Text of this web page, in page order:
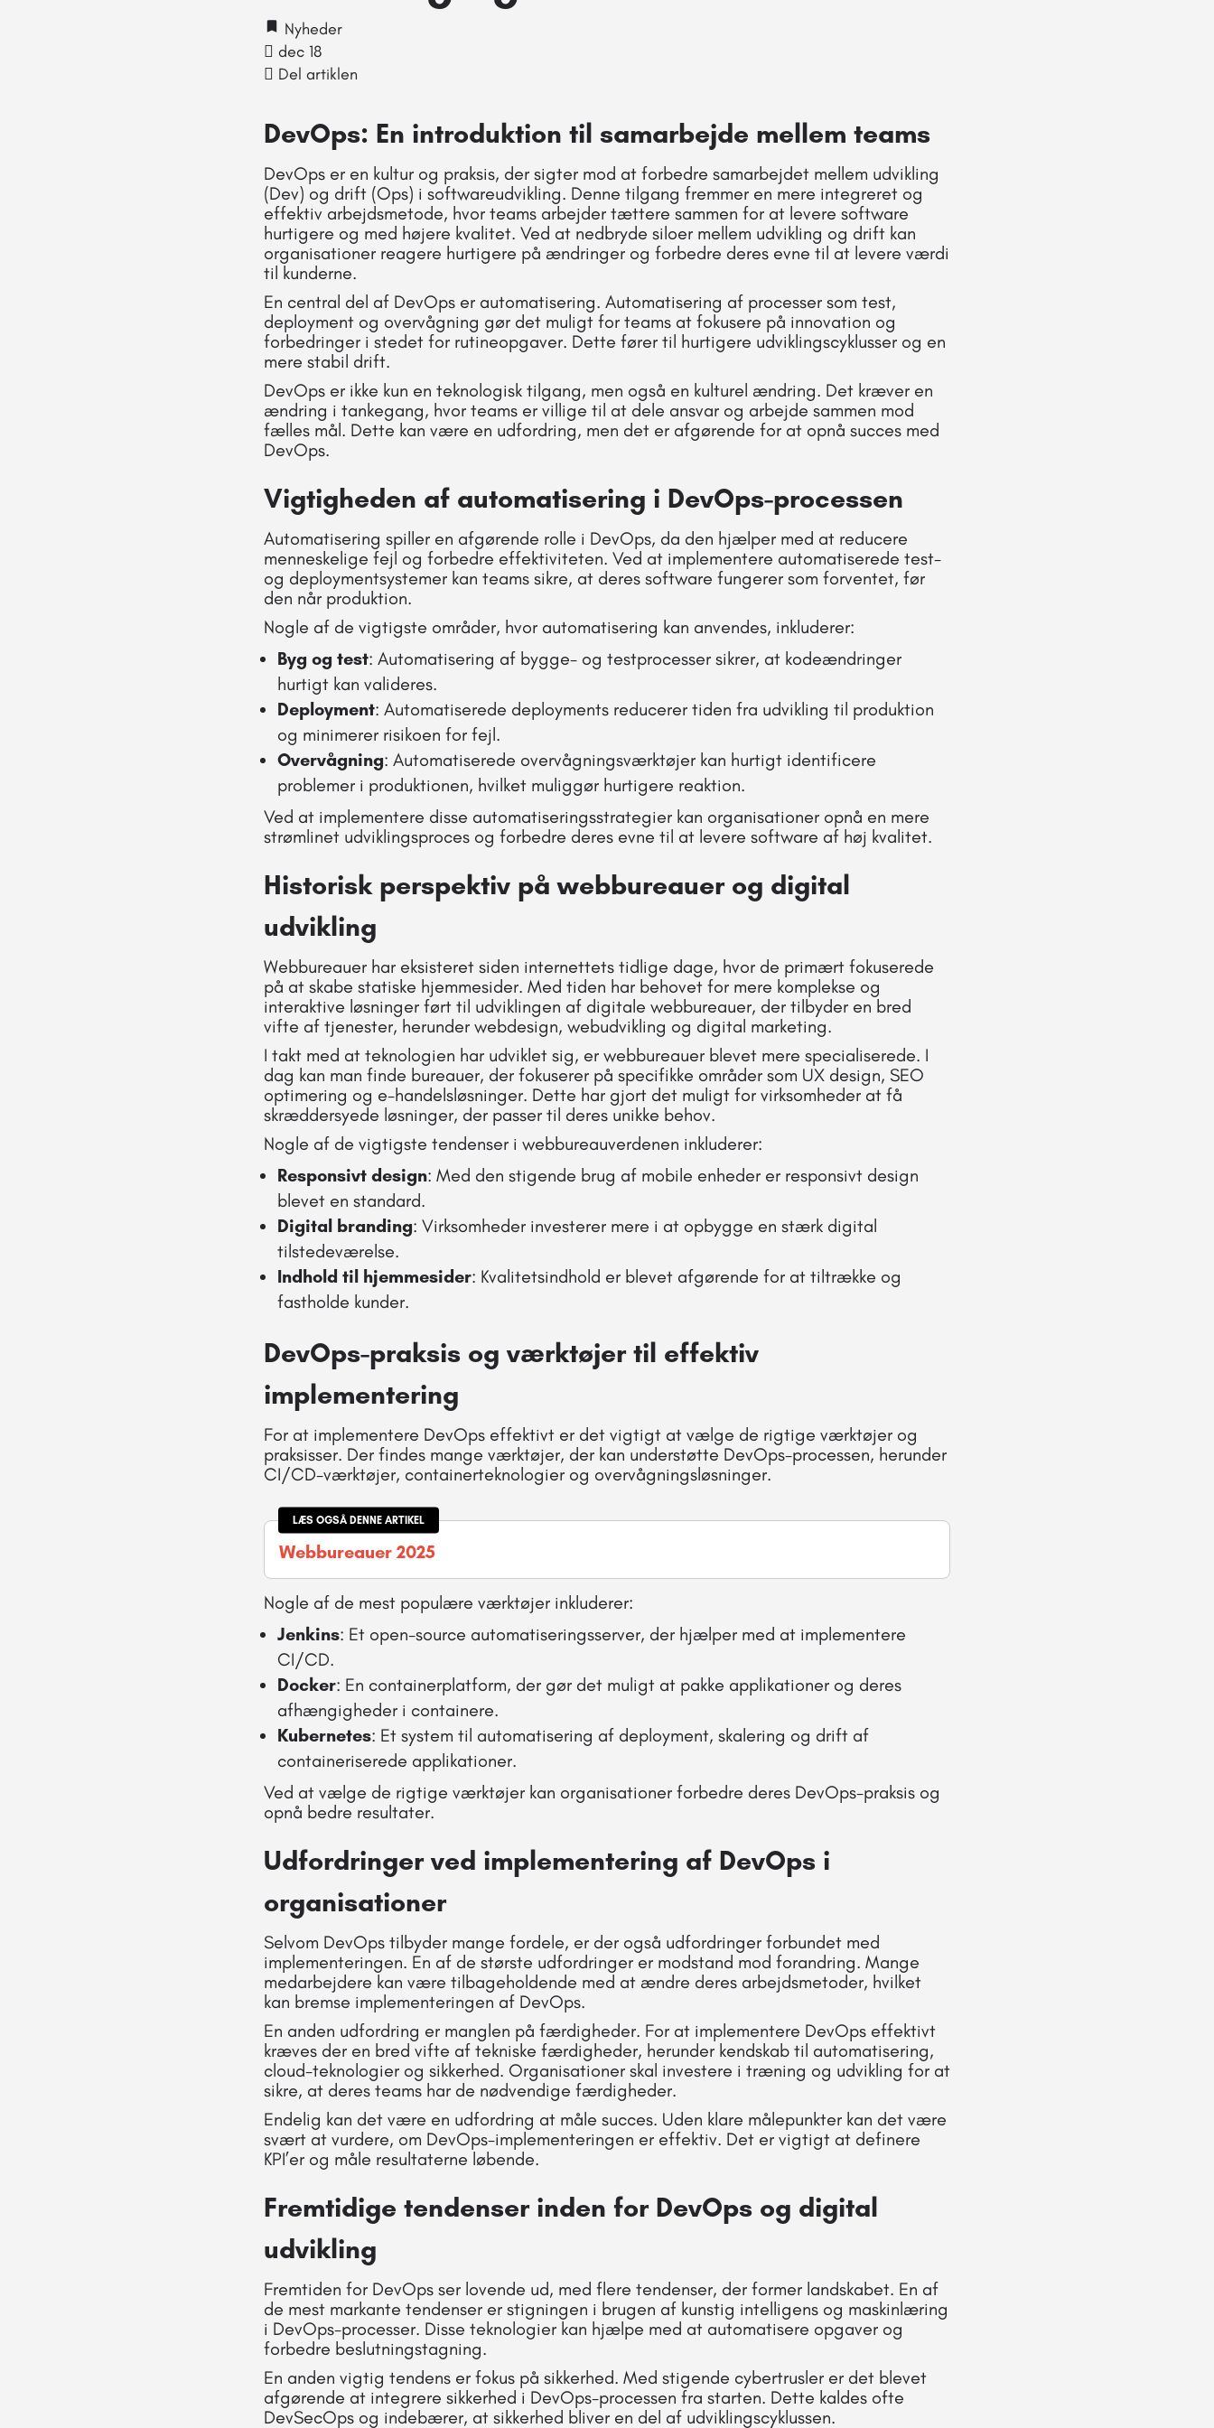
Nyheder
dec 18
Del artiklen
DevOps: En introduktion til samarbejde mellem teams
DevOps er en kultur og praksis, der sigter mod at forbedre samarbejdet mellem udvikling
(Dev) og drift (Ops) i softwareudvikling. Denne tilgang fremmer en mere integreret og
effektiv arbejdsmetode, hvor teams arbejder tættere sammen for at levere software
hurtigere og med højere kvalitet. Ved at nedbryde siloer mellem udvikling og drift kan
organisationer reagere hurtigere på ændringer og forbedre deres evne til at levere værdi
til kunderne.
En central del af DevOps er automatisering. Automatisering af processer som test,
deployment og overvågning gør det muligt for teams at fokusere på innovation og
forbedringer i stedet for rutineopgaver. Dette fører til hurtigere udviklingscyklusser og en
mere stabil drift.
DevOps er ikke kun en teknologisk tilgang, men også en kulturel ændring. Det kræver en
ændring i tankegang, hvor teams er villige til at dele ansvar og arbejde sammen mod
fælles mål. Dette kan være en udfordring, men det er afgørende for at opnå succes med
DevOps.
Vigtigheden af automatisering i DevOps-processen
Automatisering spiller en afgørende rolle i DevOps, da den hjælper med at reducere
menneskelige fejl og forbedre effektiviteten. Ved at implementere automatiserede test-
og deploymentsystemer kan teams sikre, at deres software fungerer som forventet, før
den når produktion.
Nogle af de vigtigste områder, hvor automatisering kan anvendes, inkluderer:
Byg og test: Automatisering af bygge- og testprocesser sikrer, at kodeændringer
hurtigt kan valideres.
Deployment: Automatiserede deployments reducerer tiden fra udvikling til produktion
og minimerer risikoen for fejl.
Overvågning: Automatiserede overvågningsværktøjer kan hurtigt identificere
problemer i produktionen, hvilket muliggør hurtigere reaktion.
Ved at implementere disse automatiseringsstrategier kan organisationer opnå en mere
strømlinet udviklingsproces og forbedre deres evne til at levere software af høj kvalitet.
Historisk perspektiv på webbureauer og digital
udvikling
Webbureauer har eksisteret siden internettets tidlige dage, hvor de primært fokuserede
på at skabe statiske hjemmesider. Med tiden har behovet for mere komplekse og
interaktive løsninger ført til udviklingen af digitale webbureauer, der tilbyder en bred
vifte af tjenester, herunder webdesign, webudvikling og digital marketing.
I takt med at teknologien har udviklet sig, er webbureauer blevet mere specialiserede. I
dag kan man finde bureauer, der fokuserer på specifikke områder som UX design, SEO
optimering og e-handelsløsninger. Dette har gjort det muligt for virksomheder at få
skræddersyede løsninger, der passer til deres unikke behov.
Nogle af de vigtigste tendenser i webbureauverdenen inkluderer:
Responsivt design: Med den stigende brug af mobile enheder er responsivt design
blevet en standard.
Digital branding: Virksomheder investerer mere i at opbygge en stærk digital
tilstedeværelse.
Indhold til hjemmesider: Kvalitetsindhold er blevet afgørende for at tiltrække og
fastholde kunder.
DevOps-praksis og værktøjer til effektiv
implementering
For at implementere DevOps effektivt er det vigtigt at vælge de rigtige værktøjer og
praksisser. Der findes mange værktøjer, der kan understøtte DevOps-processen, herunder
CI/CD-værktøjer, containerteknologier og overvågningsløsninger.
LÆS OGSÅ DENNE ARTIKEL
Webbureauer 2025
Nogle af de mest populære værktøjer inkluderer:
Jenkins: Et open-source automatiseringsserver, der hjælper med at implementere
CI/CD.
Docker: En containerplatform, der gør det muligt at pakke applikationer og deres
afhængigheder i containere.
Kubernetes: Et system til automatisering af deployment, skalering og drift af
containeriserede applikationer.
Ved at vælge de rigtige værktøjer kan organisationer forbedre deres DevOps-praksis og
opnå bedre resultater.
Udfordringer ved implementering af DevOps i
organisationer
Selvom DevOps tilbyder mange fordele, er der også udfordringer forbundet med
implementeringen. En af de største udfordringer er modstand mod forandring. Mange
medarbejdere kan være tilbageholdende med at ændre deres arbejdsmetoder, hvilket
kan bremse implementeringen af DevOps.
En anden udfordring er manglen på færdigheder. For at implementere DevOps effektivt
kræves der en bred vifte af tekniske færdigheder, herunder kendskab til automatisering,
cloud-teknologier og sikkerhed. Organisationer skal investere i træning og udvikling for at
sikre, at deres teams har de nødvendige færdigheder.
Endelig kan det være en udfordring at måle succes. Uden klare målepunkter kan det være
svært at vurdere, om DevOps-implementeringen er effektiv. Det er vigtigt at definere
KPI’er og måle resultaterne løbende.
Fremtidige tendenser inden for DevOps og digital
udvikling
Fremtiden for DevOps ser lovende ud, med flere tendenser, der former landskabet. En af
de mest markante tendenser er stigningen i brugen af kunstig intelligens og maskinlæring
i DevOps-processer. Disse teknologier kan hjælpe med at automatisere opgaver og
forbedre beslutningstagning.
En anden vigtig tendens er fokus på sikkerhed. Med stigende cybertrusler er det blevet
afgørende at integrere sikkerhed i DevOps-processen fra starten. Dette kaldes ofte
DevSecOps og indebærer, at sikkerhed bliver en del af udviklingscyklussen.